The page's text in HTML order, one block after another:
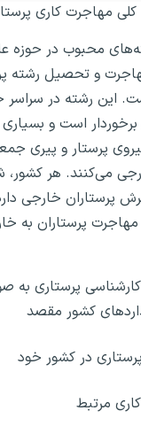
مهاجرت کاری
محبوب در حوزه
و تحصیل رشته
این رشته در سراسر
است و بسیاری
پرستار و پیری
می‌کنند. هر کشور،
پرستاران خارجی
مهاجرت پرستاران به
پرستاری به
کشور مقصد
در کشور خود
مرتبط